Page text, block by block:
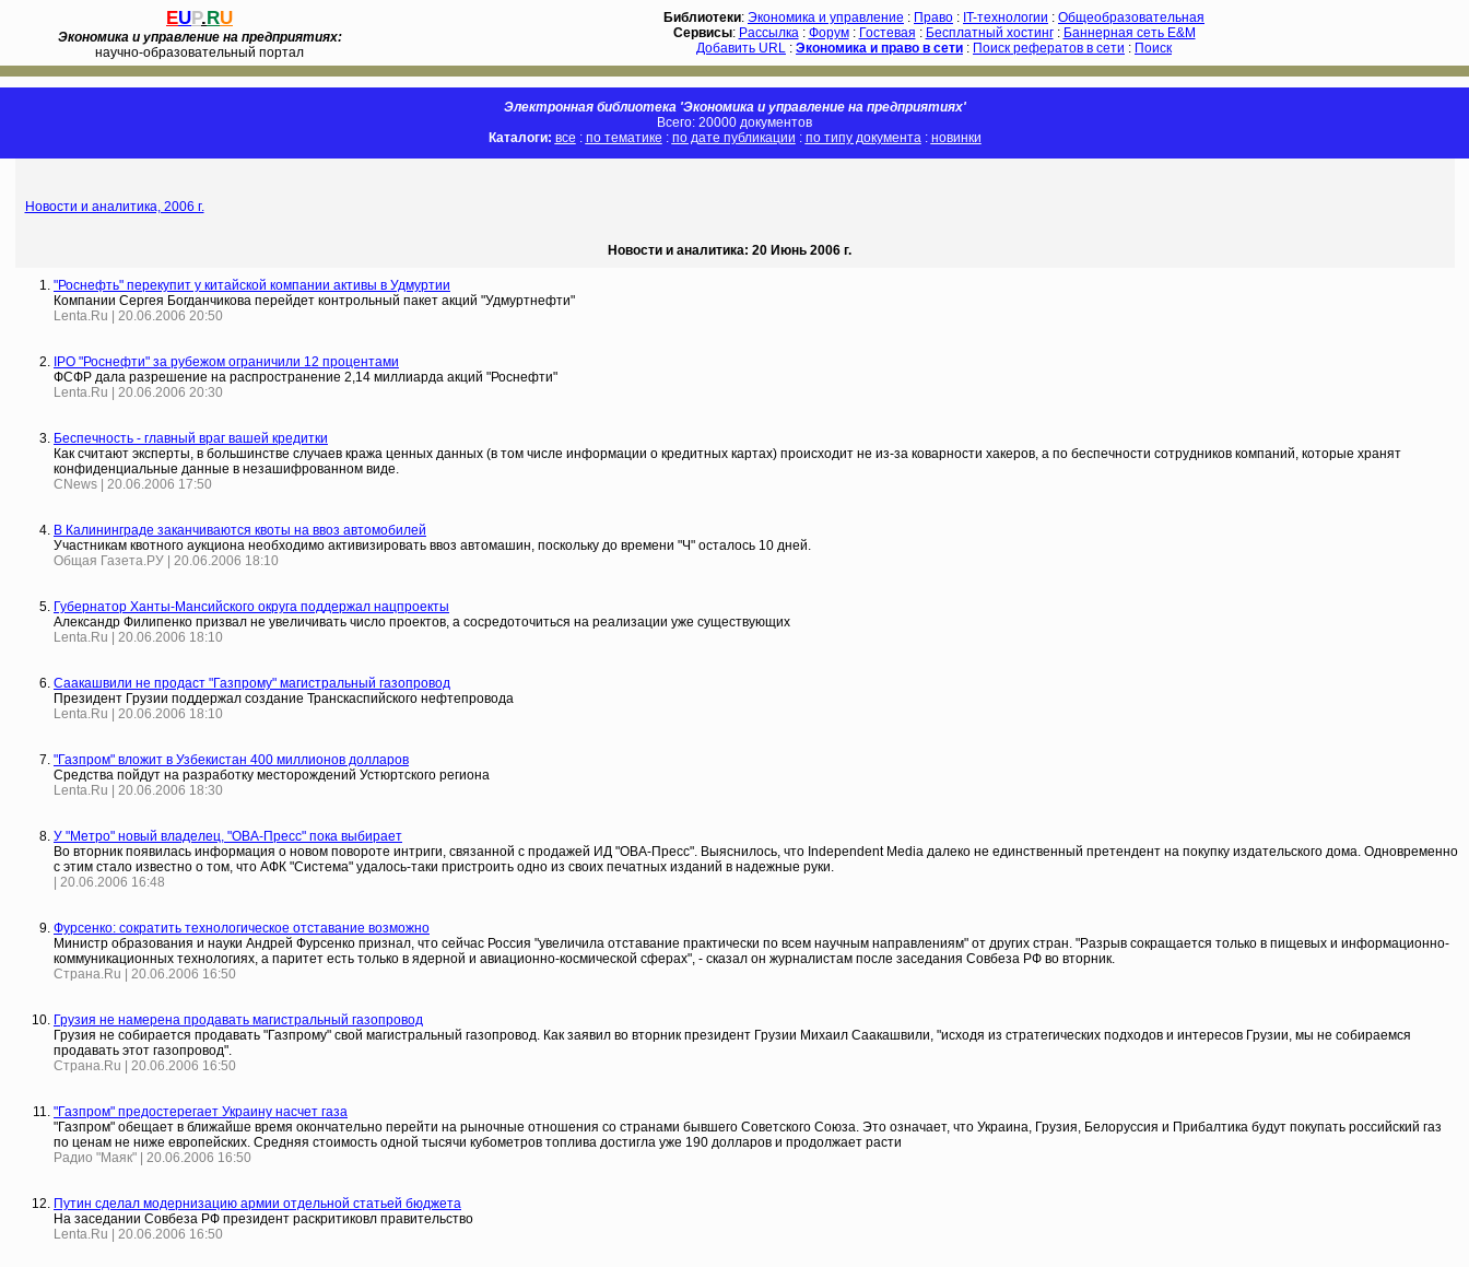
EUP.RU
Экономика и управление на предприятиях:
научно-образовательный портал
Библиотеки: Экономика и управление : Право : IT-технологии : Общеобразовательная
Сервисы: Рассылка: Форум: Гостевая : Бесплатный хостинг: Баннерная сеть E&M
Добавить URL : Экономика и право в сети : Поиск рефератов в сети : Поиск
Электронная библиотека 'Экономика и управление на предприятиях'
Всего: 20000 документов
Каталоги: все : по тематике : по дате публикации : по типу документа: новинки
Новости и аналитика, 2006 г.
Новости и аналитика: 20 Июнь 2006 г.
"Роснефть" перекупит у китайской компании активы в Удмуртии
Компании Сергея Богданчикова перейдет контрольный пакет акций "Удмуртнефти"
Lenta.Ru | 20.06.2006 20:50
IPO "Роснефти" за рубежом ограничили 12 процентами
ФСФР дала разрешение на распространение 2,14 миллиарда акций "Роснефти"
Lenta.Ru | 20.06.2006 20:30
Беспечность - главный враг вашей кредитки
Как считают эксперты, в большинстве случаев кража ценных данных (в том числе информации о кредитных картах) происходит не из-за коварности хакеров, а по беспечности сотрудников компаний, которые хранят
конфиденциальные данные в незашифрованном виде.
CNews | 20.06.2006 17:50
В Калининграде заканчиваются квоты на ввоз автомобилей
Участникам квотного аукциона необходимо активизировать ввоз автомашин, поскольку до времени "Ч" осталось 10 дней.
Общая Газета.РУ | 20.06.2006 18:10
Губернатор Ханты-Мансийского округа поддержал нацпроекты
Александр Филипенко призвал не увеличивать число проектов, а сосредоточиться на реализации уже существующих
Lenta.Ru | 20.06.2006 18:10
Саакашвили не продаст "Газпрому" магистральный газопровод
Президент Грузии поддержал создание Транскаспийского нефтепровода
Lenta.Ru | 20.06.2006 18:10
"Газпром" вложит в Узбекистан 400 миллионов долларов
Средства пойдут на разработку месторождений Устюртского региона
Lenta.Ru | 20.06.2006 18:30
У "Метро" новый владелец, "ОВА-Пресс" пока выбирает
Во вторник появилась информация о новом повороте интриги, связанной с продажей ИД "ОВА-Пресс". Выяснилось, что Independent Media далеко не единственный претендент на покупку издательского дома. Одновременно
с этим стало известно о том, что АФК "Система" удалось-таки пристроить одно из своих печатных изданий в надежные руки.
| 20.06.2006 16:48
Фурсенко: сократить технологическое отставание возможно
Министр образования и науки Андрей Фурсенко признал, что сейчас Россия "увеличила отставание практически по всем научным направлениям" от других стран. "Разрыв сокращается только в пищевых и информационно-
коммуникационных технологиях, а паритет есть только в ядерной и авиационно-космической сферах", - сказал он журналистам после заседания Совбеза РФ во вторник.
Страна.Ru | 20.06.2006 16:50
Грузия не намерена продавать магистральный газопровод
Грузия не собирается продавать "Газпрому" свой магистральный газопровод. Как заявил во вторник президент Грузии Михаил Саакашвили, "исходя из стратегических подходов и интересов Грузии, мы не собираемся
продавать этот газопровод".
Страна.Ru | 20.06.2006 16:50
"Газпром" предостерегает Украину насчет газа
"Газпром" обещает в ближайше время окончательно перейти на рыночные отношения со странами бывшего Советского Союза. Это означает, что Украина, Грузия, Белоруссия и Прибалтика будут покупать российский газ
по ценам не ниже европейских. Средняя стоимость одной тысячи кубометров топлива достигла уже 190 долларов и продолжает расти
Радио "Маяк" | 20.06.2006 16:50
Путин сделал модернизацию армии отдельной статьей бюджета
На заседании Совбеза РФ президент раскритиковл правительство
Lenta.Ru | 20.06.2006 16:50